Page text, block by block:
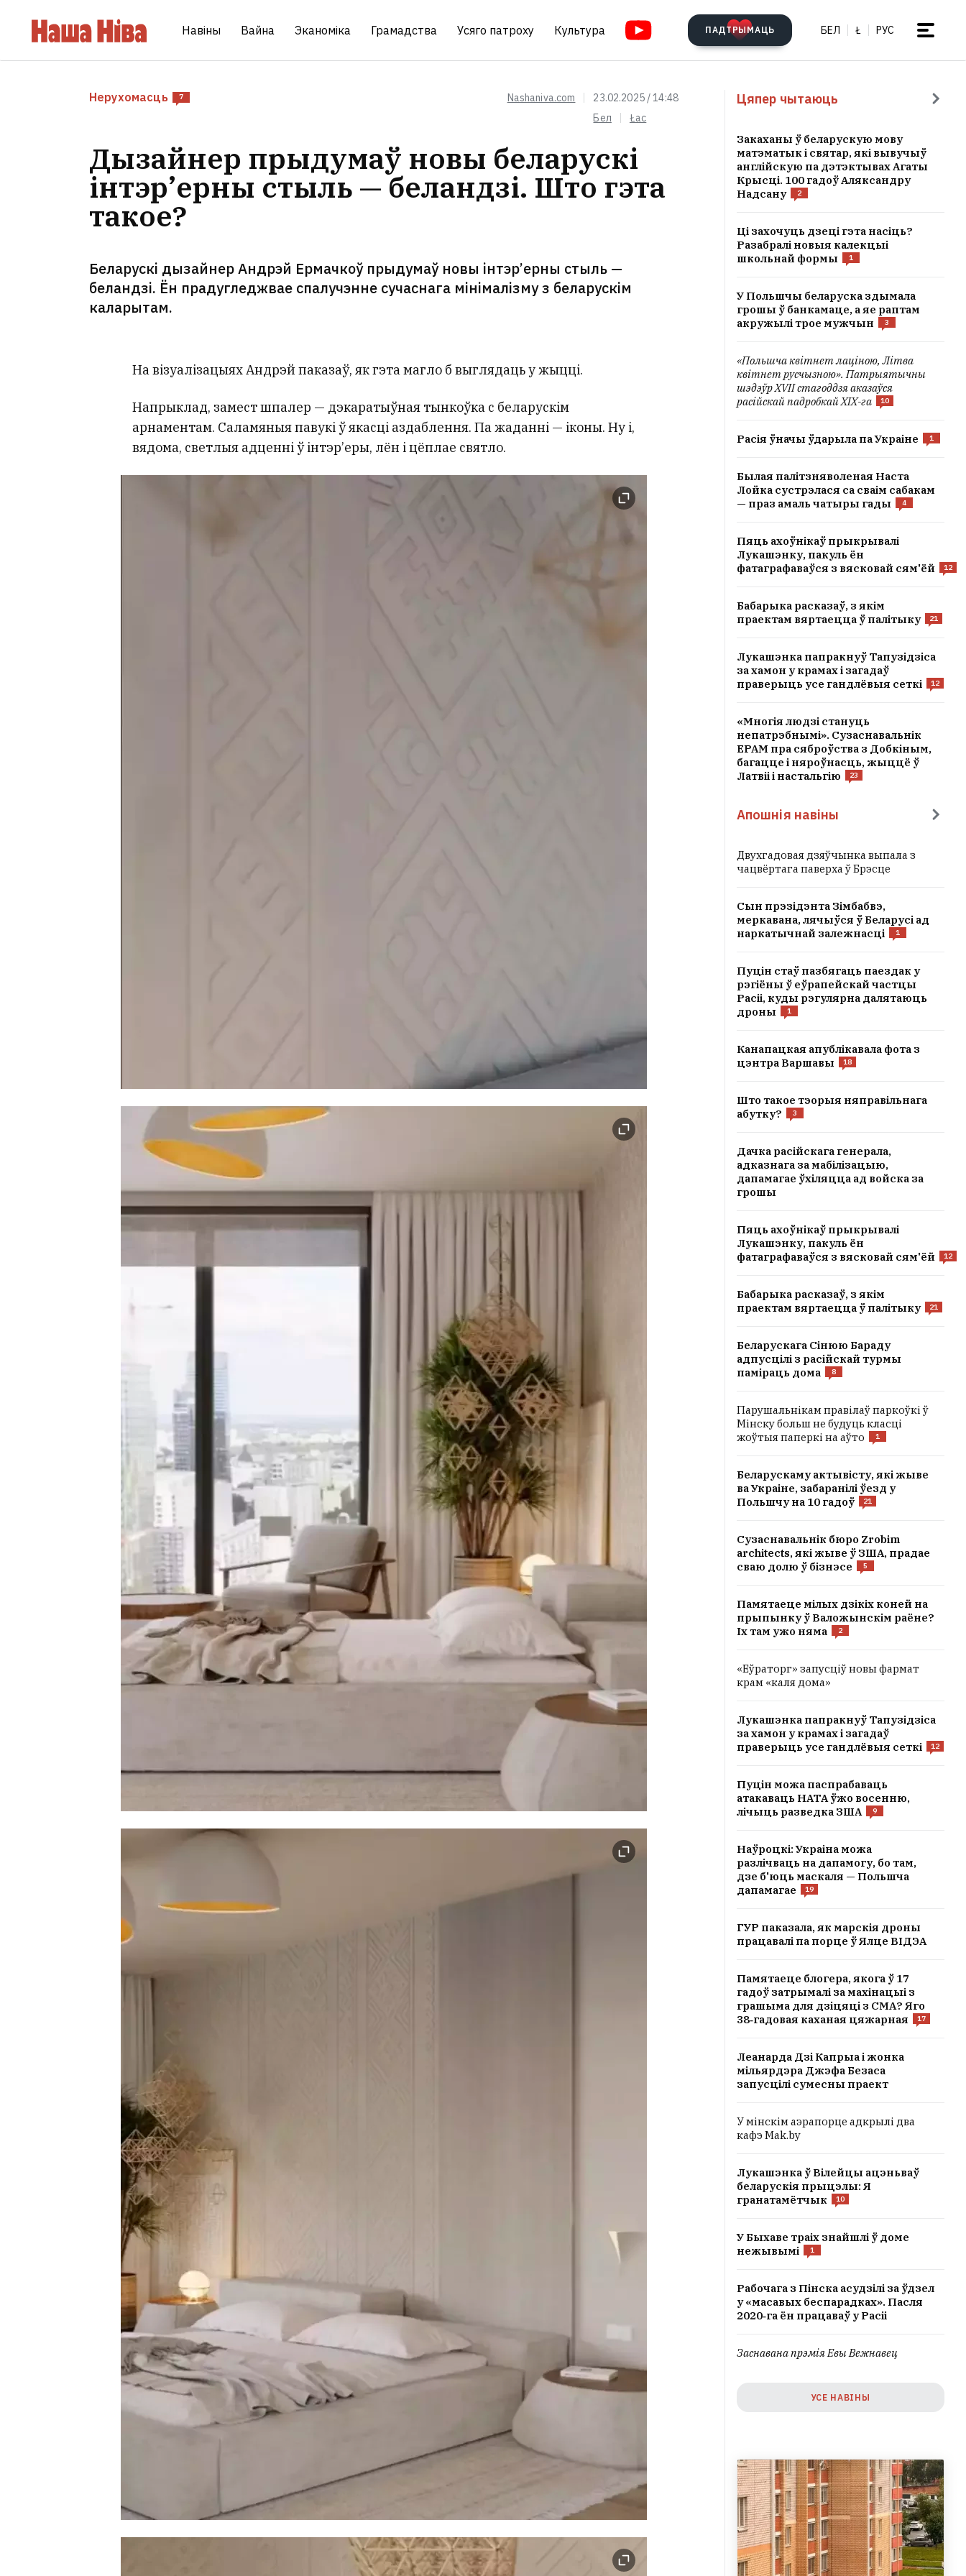
Навіны Вайна Эканоміка Грамадства Усяго патроху Культура ПАДТРЫМАЦЬ БЕЛ Ł РУС
Нерухомасць 7 Nashaniva.com
23.02.2025 / 14:48
Бел
Łac
Дызайнер прыдумаў новы беларускі
інтэр’ерны стыль — беландзі. Што гэта
такое?
Беларускі дызайнер Андрэй Ермачкоў прыдумаў новы інтэр’ерны стыль —
беландзі. Ён прадугледжвае спалучэнне сучаснага мінімалізму з беларускім
каларытам.
На візуалізацыях Андрэй паказаў, як гэта магло б выглядаць у жыцці.
Напрыклад, замест шпалер — дэкаратыўная тынкоўка с беларускім
арнаментам. Саламяныя павукі ў якасці аздаблення. Па жаданні — іконы. Ну і,
вядома, светлыя адценні ў інтэр’еры, лён і цёплае святло.
Цяпер чытаюць
Закаханы ў беларускую мову
матэматык і святар, які вывучыў
англійскую па дэтэктывах Агаты
Крысці. 100 гадоў Аляксандру
Надсану
2
Ці захочуць дзеці гэта насіць?
Разабралі новыя калекцыі
школьнай формы
1
У Польшчы беларуска здымала
грошы ў банкамаце, а яе раптам
акружылі трое мужчын
3
«Польшча квітнет лаціною, Літва
квітнет русчызною». Патрыятычны
шэдэўр XVII стагоддзя аказаўся
расійскай падробкай ХІХ-га
10
Расія ўначы ўдарыла па Украіне 1
Былая палітзняволеная Наста
Лойка сустрэлася са сваім сабакам
— праз амаль чатыры гады
4
Пяць ахоўнікаў прыкрывалі
Лукашэнку, пакуль ён
фатаграфаваўся з вясковай сям'ёй
12
Бабарыка расказаў, з якім
праектам вяртаецца ў палітыку
21
Лукашэнка папракнуў Тапузідзіса
за хамон у крамах і загадаў
праверыць усе гандлёвыя сеткі
12
«Многія людзі стануць
непатрэбнымі». Сузаснавальнік
EPAM пра сяброўства з Добкіным,
багацце і няроўнасць, жыццё ў
Латвіі і настальгію
23
Апошнія навіны
Двухгадовая дзяўчынка выпала з
чацвёртага паверха ў Брэсце
Сын прэзідэнта Зімбабвэ,
меркавана, лячыўся ў Беларусі ад
наркатычнай залежнасці
1
Пуцін стаў пазбягаць паездак у
рэгіёны ў еўрапейскай частцы
Расіі, куды рэгулярна далятаюць
дроны
1
Канапацкая апублікавала фота з
цэнтра Варшавы
18
Што такое тэорыя няправільнага
абутку?
3
Дачка расійскага генерала,
адказнага за мабілізацыю,
дапамагае ўхіляцца ад войска за
грошы
Пяць ахоўнікаў прыкрывалі
Лукашэнку, пакуль ён
фатаграфаваўся з вясковай сям'ёй
12
Бабарыка расказаў, з якім
праектам вяртаецца ў палітыку
21
Беларускага Сінюю Бараду
адпусцілі з расійскай турмы
паміраць дома
8
Парушальнікам правілаў паркоўкі ў
Мінску больш не будуць класці
жоўтыя паперкі на аўто
1
Беларускаму актывісту, які жыве
ва Украіне, забаранілі ўезд у
Польшчу на 10 гадоў
21
Сузаснавальнік бюро Zrobim
architects, які жыве ў ЗША, прадае
сваю долю ў бізнэсе
5
Памятаеце мілых дзікіх коней на
прыпынку ў Валожынскім раёне?
Іх там ужо няма
2
«Еўраторг» запусціў новы фармат
крам «каля дома»
Лукашэнка папракнуў Тапузідзіса
за хамон у крамах і загадаў
праверыць усе гандлёвыя сеткі
12
Пуцін можа паспрабаваць
атакаваць НАТА ўжо восенню,
лічыць разведка ЗША
9
Наўроцкі: Украіна можа
разлічваць на дапамогу, бо там,
дзе б'юць маскаля — Польшча
дапамагае
19
ГУР паказала, як марскія дроны
працавалі па порце ў Ялце ВІДЭА
Памятаеце блогера, якога ў 17
гадоў затрымалі за махінацыі з
грашыма для дзіцяці з СМА? Яго
38‑гадовая каханая цяжарная
17
Леанарда Дзі Капрыа і жонка
мільярдэра Джэфа Безаса
запусцілі сумесны праект
У мінскім аэрапорце адкрылі два
кафэ Mak.by
Лукашэнка ў Вілейцы ацэньваў
беларускія прыцэлы: Я
гранатамётчык
10
У Быхаве траіх знайшлі ў доме
нежывымі
1
Рабочага з Пінска асудзілі за ўдзел
у «масавых беспарадках». Пасля
2020‑га ён працаваў у Расіі
Заснавана прэмія Евы Вежнавец
УСЕ НАВІНЫ